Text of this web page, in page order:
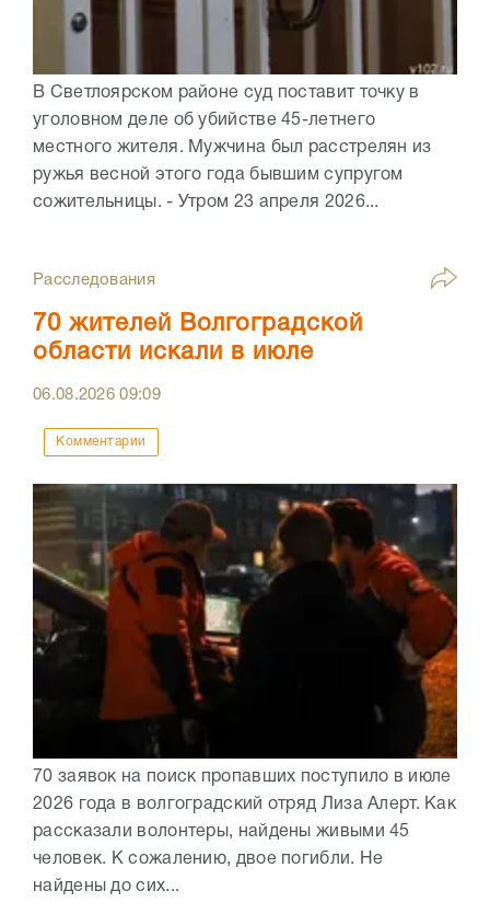
В Светлоярском районе суд поставит точку в
уголовном деле об убийстве 45-летнего
местного жителя. Мужчина был расстрелян из
ружья весной этого года бывшим супругом
сожительницы. - Утром 23 апреля 2026...
Расследования
70 жителей Волгоградской
области искали в июле
06.08.202609:09
Комментарии
70 заявок на поиск пропавших поступило в июле
2026 года в волгоградский отряд Лиза Алерт. Как
рассказали волонтеры, найдены живыми 45
человек. К сожалению, двое погибли. Не
найдены до сих...